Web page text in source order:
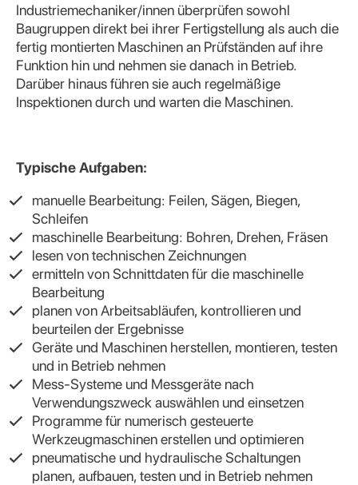
Industriemechaniker/innen überprüfen sowohl
Baugruppen direkt bei ihrer Fertigstellung als auch die
fertig montierten Maschinen an Prüfständen auf ihre
Funktion hin und nehmen sie danach in Betrieb.
Darüber hinaus führen sie auch regelmäßige
Inspektionen durch und warten die Maschinen.
Typische Aufgaben:
manuelle Bearbeitung: Feilen, Sägen, Biegen,
Schleifen
maschinelle Bearbeitung: Bohren, Drehen, Fräsen
lesen von technischen Zeichnungen
ermitteln von Schnittdaten für die maschinelle
Bearbeitung
planen von Arbeitsabläufen, kontrollieren und
beurteilen der Ergebnisse
Geräte und Maschinen herstellen, montieren, testen
und in Betrieb nehmen
Mess-Systeme und Messgeräte nach
Verwendungszweck auswählen und einsetzen
Programme für numerisch gesteuerte
Werkzeugmaschinen erstellen und optimieren
pneumatische und hydraulische Schaltungen
planen, aufbauen, testen und in Betrieb nehmen